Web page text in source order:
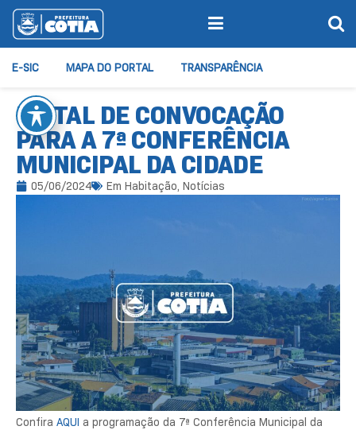
E-SIC MAPA DO PORTAL TRANSPARÊNCIA
EDITAL DE CONVOCAÇÃO
PARA A 7ª CONFERÊNCIA
MUNICIPAL DA CIDADE
05/06/2024 Em Habitação, Notícias
Confira AQUI a programação da 7ª Conferência Municipal da